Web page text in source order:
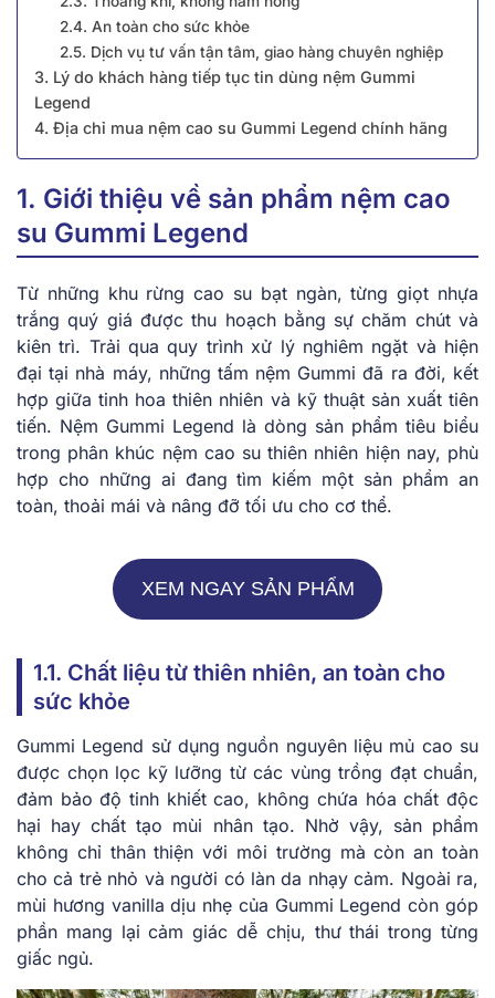
2.4. An toàn cho sức khỏe
2.5. Dịch vụ tư vấn tận tâm, giao hàng chuyên nghiệp
3. Lý do khách hàng tiếp tục tin dùng nệm Gummi
Legend
4. Địa chỉ mua nệm cao su Gummi Legend chính hãng
1. Giới thiệu về sản phẩm nệm cao
su Gummi Legend
Từ những khu rừng cao su bạt ngàn, từng giọt nhựa
trắng quý giá được thu hoạch bằng sự chăm chút và
kiên trì. Trải qua quy trình xử lý nghiêm ngặt và hiện
đại tại nhà máy, những tấm nệm Gummi đã ra đời, kết
hợp giữa tinh hoa thiên nhiên và kỹ thuật sản xuất tiên
tiến. Nệm Gummi Legend là dòng sản phẩm tiêu biểu
trong phân khúc nệm cao su thiên nhiên hiện nay, phù
hợp cho những ai đang tìm kiếm một sản phẩm an
toàn, thoải mái và nâng đỡ tối ưu cho cơ thể.
XEM NGAY SẢN PHẨM
1.1. Chất liệu từ thiên nhiên, an toàn cho
sức khỏe
Gummi Legend sử dụng nguồn nguyên liệu mủ cao su
được chọn lọc kỹ lưỡng từ các vùng trồng đạt chuẩn,
đảm bảo độ tinh khiết cao, không chứa hóa chất độc
hại hay chất tạo mùi nhân tạo. Nhờ vậy, sản phẩm
không chỉ thân thiện với môi trường mà còn an toàn
cho cả trẻ nhỏ và người có làn da nhạy cảm. Ngoài ra,
mùi hương vanilla dịu nhẹ của Gummi Legend còn góp
phần mang lại cảm giác dễ chịu, thư thái trong từng
giấc ngủ.